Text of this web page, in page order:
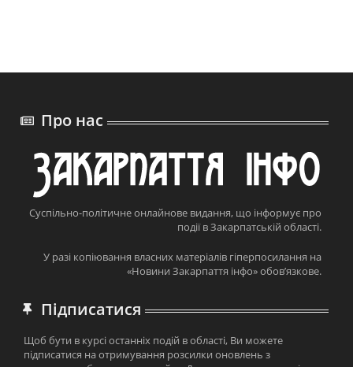
Про нас
Суспільно-політичне онлайнове видання, що інформує про
події в Закарпатській області.
У разі копіювання власних матеріалів гіперпосилання на
«Новини Закарпаття інфо» обов’язкове.
Підписатися
Щоб бути в курсі останніх подій в області, Ви можете
підписатися на отримування розсилки оновлень з